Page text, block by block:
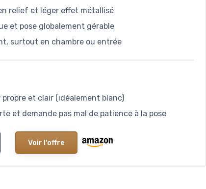
relief et léger effet métallisé
et pose globalement gérable
surtout en chambre ou entrée
et clair (idéalement blanc)
et demande pas mal de patience à la pose
Voir l'offre